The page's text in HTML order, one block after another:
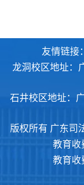
友情链接：
龙洞校区地址：
石井校区地址：
版权所有 广东司
教育收
教育收